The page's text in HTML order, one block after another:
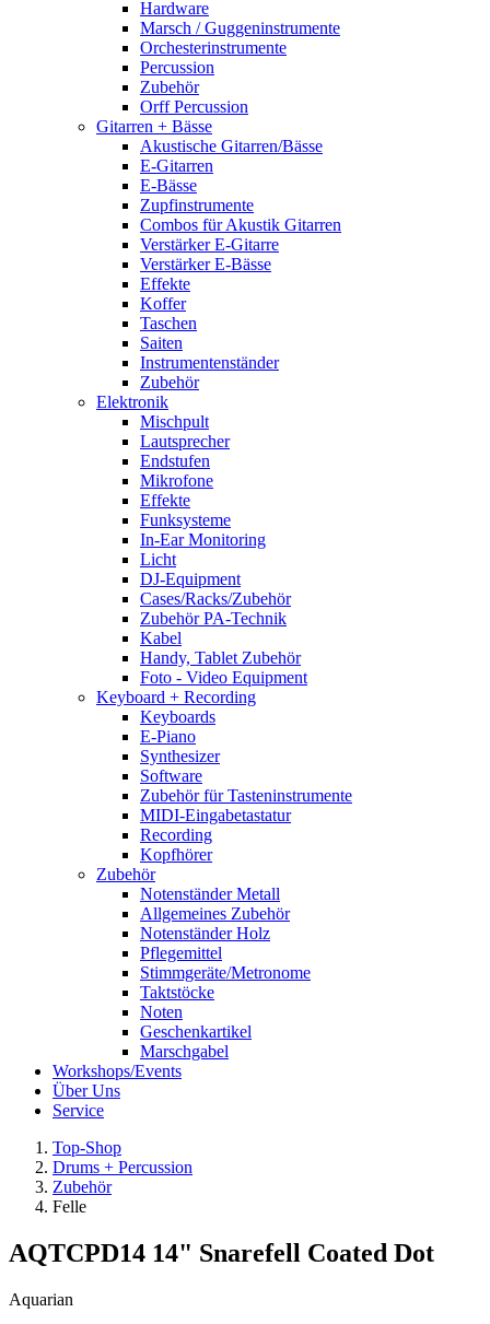
Hardware
Marsch / Guggeninstrumente
Orchesterinstrumente
Percussion
Zubehör
Orff Percussion
Gitarren + Bässe
Akustische Gitarren/Bässe
E-Gitarren
E-Bässe
Zupfinstrumente
Combos für Akustik Gitarren
Verstärker E-Gitarre
Verstärker E-Bässe
Effekte
Koffer
Taschen
Saiten
Instrumentenständer
Zubehör
Elektronik
Mischpult
Lautsprecher
Endstufen
Mikrofone
Effekte
Funksysteme
In-Ear Monitoring
Licht
DJ-Equipment
Cases/Racks/Zubehör
Zubehör PA-Technik
Kabel
Handy, Tablet Zubehör
Foto - Video Equipment
Keyboard + Recording
Keyboards
E-Piano
Synthesizer
Software
Zubehör für Tasteninstrumente
MIDI-Eingabetastatur
Recording
Kopfhörer
Zubehör
Notenständer Metall
Allgemeines Zubehör
Notenständer Holz
Pflegemittel
Stimmgeräte/Metronome
Taktstöcke
Noten
Geschenkartikel
Marschgabel
Workshops/Events
Über Uns
Service
Top-Shop
Drums + Percussion
Zubehör
Felle
AQTCPD14 14" Snarefell Coated Dot
Aquarian